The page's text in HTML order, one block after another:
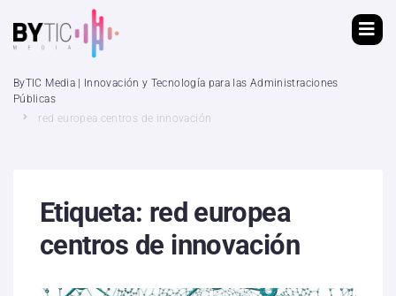
ByTIC Media | Innovación y Tecnología para las Administraciones
Públicas
red europea centros de innovación
Etiqueta: red europea
centros de innovación